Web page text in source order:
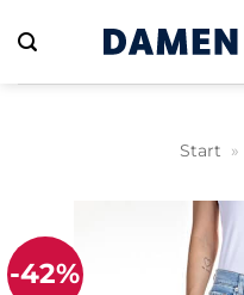
Inhalt
springen
Start »
-42%